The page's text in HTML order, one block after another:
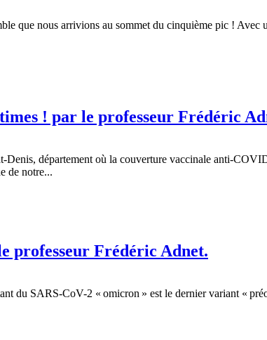
que nous arrivions au sommet du cinquième pic ! Avec
! par le professeur Frédéric
département où la couverture vaccinale anti-
de notre...
professeur Frédéric Adnet.
du SARS-CoV-2 « omicron » est le dernier variant «